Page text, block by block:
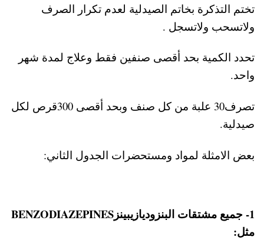
تختم التذكرة بخاتم الصيدلية لعدم تكرار الصرف
ولاتسحب ولاتسجل .
تحدد الكمية بحد أقصى صنفين فقط وعلاج لمدة شهر
واحد.
تصرف30 علبة من كل صنف وبحد أقصى 300قرص لكل
صيدلية.
بعض الامثلة لمواد ومستحضرات الجدول الثاني:
1- جميع مشتقات البنزوديازيبينزBENZODIAZEPINES
مثل: